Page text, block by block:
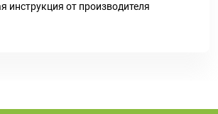
инструкция от производителя